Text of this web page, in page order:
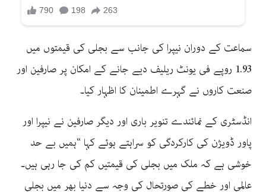
سماعت کے دوران نیپرا کی جانب سے بجلی کی قیمتوں میں
1.93 روپے فی یونٹ ریلیف دیے جانے کے امکان پر صارفین اور
صنعت کاروں نے گہرے اطمینان کا اظہار کیا۔
انڈسٹری کے نمائندے تنویر باری اور دیگر صارفین نے نیپرا اور
پاور ڈویژن کی کارکردگی کو سراہتے ہوئے کہا “ہمیں بے حد
خوشی ہے کہ ملک میں بجلی کی قیمتیں کم کی جا رہی ہیں۔
عالمی اور خطے کی صورتحال کی وجہ سے دنیا بھر میں بجلی